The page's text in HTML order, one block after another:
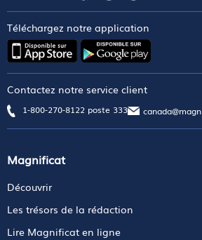
Téléchargez notre application
Contactez notre service client
1-800-270-8122 poste 333
Magnificat
Découvrir
Les trésors de la rédaction
Lire Magnificat en ligne